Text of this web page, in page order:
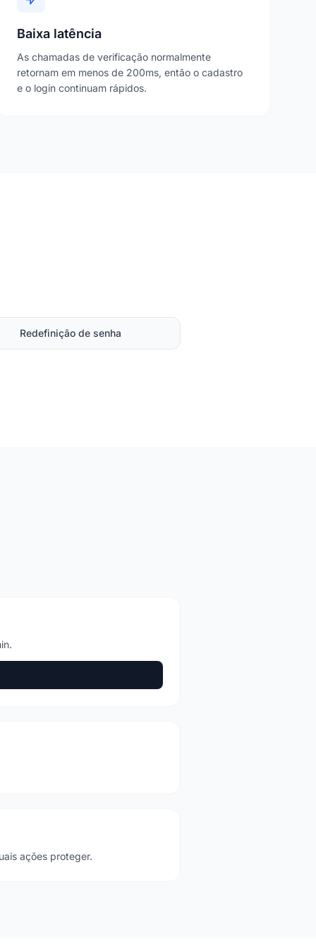
Baixa latência
As chamadas de verificação normalmente
retornam em menos de 200ms, então o cadastro
e o login continuam rápidos.
Redefinição de senha
ações proteger.